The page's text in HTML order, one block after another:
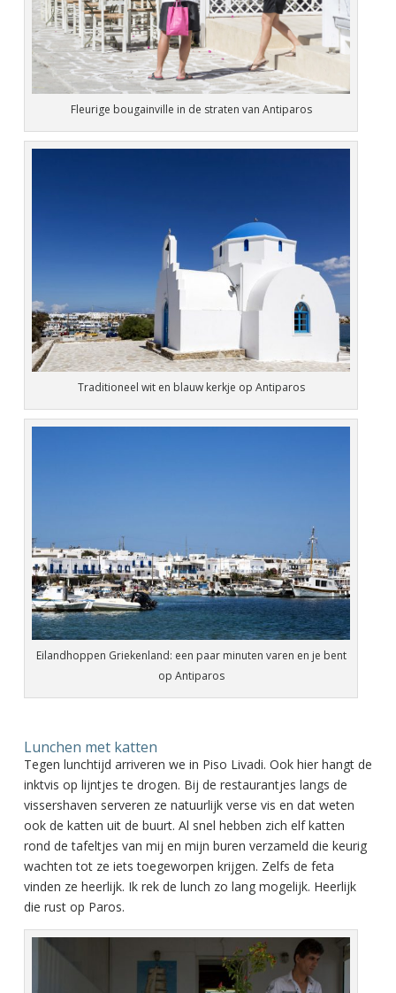
Fleurige bougainville in de straten van Antiparos
Traditioneel wit en blauw kerkje op Antiparos
Eilandhoppen Griekenland: een paar minuten varen en je bent
op Antiparos
Lunchen met katten
Tegen lunchtijd arriveren we in Piso Livadi. Ook hier hangt de
inktvis op lijntjes te drogen. Bij de restaurantjes langs de
vissershaven serveren ze natuurlijk verse vis en dat weten
ook de katten uit de buurt. Al snel hebben zich elf katten
rond de tafeltjes van mij en mijn buren verzameld die keurig
wachten tot ze iets toegeworpen krijgen. Zelfs de feta
vinden ze heerlijk. Ik rek de lunch zo lang mogelijk. Heerlijk
die rust op Paros.